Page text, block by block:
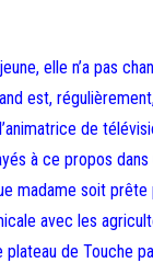
elle n’a pas
est,
de
à ce propos
soit prête
avec les
de Touche